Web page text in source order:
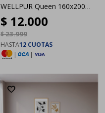
WELLPUR Queen 160x200
GOLD Firme
$ 12.000
$23.999
HASTA12 CUOTAS
|
|